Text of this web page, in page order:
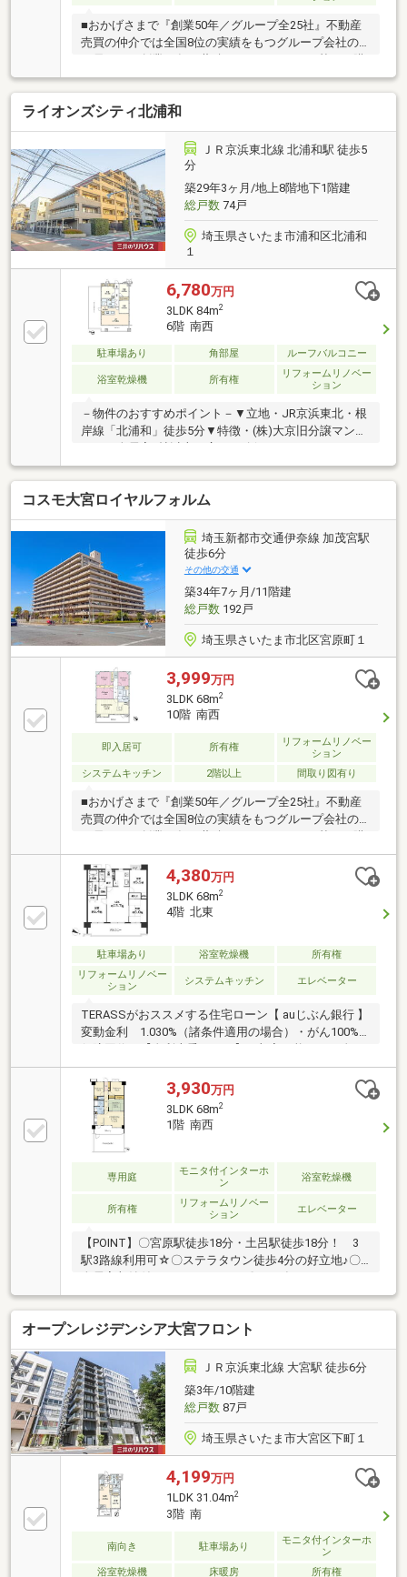
■おかげさまで『創業50年／グループ全25社』不動産
売買の仲介では全国8位の実績をもつグループ会社の
入・ご売却・お買替え全てをサポート致します■東宝
ハウスNEXTアフターサポート専門のグループ会社。
ライフパートナー（FP資格）が住まいの問題点や暮ら
しの不安を解消します■東宝ハウスフィナンシャル不
動産仲介業初の住信SBIネット銀行支店。金利と保障
が更に充実したオリジナル提携住宅ローンをお届けし
ます■未来カレンダー東宝ハウス独自開発ライフシミ
ュレーションソフト。ローン完済まで家計収支を視え
る化し将来のリスクや不安を対策します
ライオンズシティ北浦和
ＪＲ京浜東北線 北浦和駅 徒歩5
分
築29年3ヶ月/地上8階地下1階建
総戸数74戸
埼玉県さいたま市浦和区北浦和
１
6,780万円
3LDK 84m2
6階 南西
駐車場あり 角部屋 ルーフバルコニー
浴室乾燥機 所有権
リフォームリノベー
ション
－物件のおすすめポイント－▼立地・JR京浜東北・根
岸線「北浦和」徒歩5分▼特徴・(株)大京旧分譲マンシ
約20.1帖の広さ・会話が弾む対面式キッチン、食洗機
搭載・2面バルコニー仕様・各洋室に収納を設置
▼2026年5月室内リフォーム内容【交換】キッチン、
UB、トイレ、洗面化粧台 等【張替】クロス、フロー
リング【その他】室内クリーニング 他▼周辺環境・ク
イーンズ伊勢丹北浦和店 徒歩2分(約160m)■ ご希望の
住まい探しをお手伝いします ━━━━━・・・物件の
詳細・ご相談はお気軽にお問い合わせください。
コスモ大宮ロイヤルフォルム
埼玉新都市交通伊奈線 加茂宮駅
徒歩6分
その他の交通
築34年7ヶ月/11階建
総戸数192戸
埼玉県さいたま市北区宮原町１
3,999万円
3LDK 68m2
10階 南西
即入居可 所有権
リフォームリノベー
ション
システムキッチン
2階以上 間取り図有り
■おかげさまで『創業50年／グループ全25社』不動産
売買の仲介では全国8位の実績をもつグループ会社の
入・ご売却・お買替え全てをサポート致します■東宝
ハウスNEXTアフターサポート専門のグループ会社。
ライフパートナー（FP資格）が住まいの問題点や暮ら
しの不安を解消します■東宝ハウスフィナンシャル不
動産仲介業初の住信SBIネット銀行支店。金利と保障
が更に充実したオリジナル提携住宅ローンをお届けし
ます■未来カレンダー東宝ハウス独自開発のライフシ
ミュレーションソフト。ローン完済までの家計収支を
視える化し、将来のリスクや不安を対策します
4,380万円
3LDK 68m2
4階 北東
駐車場あり 浴室乾燥機
所有権
リフォームリノベー
ション
システムキッチン エレベーター
TERASSがおススメする住宅ローン【 auじぶん銀行 】
変動金利 1.030%（諸条件適用の場合）・がん100%
円でも可能！・諸費用も、物件価格の10%までは融資
可能！※2026年8月現在■買い物施設や生活利便施設が
周辺に点在■リビング含む3部屋がバルコニーに面した
間取り■宅配ボックス【リフォーム内容】○新規交換：
キッチン、ユニットバス、洗面台、洗濯機防水パン、
温水洗浄機能付トイレ、建具○張替：クロス、フロー
リング、CF○畳表替○浴室乾燥機新規設置○シーリング
ライト取付、ダウンライト設置、カーテンレール交換
3,930万円
3LDK 68m2
1階 南西
専用庭
モニタ付インターホ
ン
浴室乾燥機
所有権
リフォームリノベー
ション
エレベーター
【POINT】〇宮原駅徒歩18分・土呂駅徒歩18分！ 3
駅3路線利用可☆〇ステラタウン徒歩4分の好立地♪〇
ム歴有・室内大変綺麗にお使いです☆〇総戸数192戸
のビックコミュニティ！◆随時現地へのご案内受付中
です♪ 「いまから見たい！」など、当日のご連絡も
大歓迎です！◆ご希望の条件を遠慮なくお話し下さ
い。 ララハウスのホームページをご覧ください。
◆【0120-22-8282】へお気軽にお問い合わせくださ
い。◆電車でお越しの方、現地までの行き方が不安と
いう方、 ご希望ございましたら付近までお迎えにあ
がります☆
オープンレジデンシア大宮フロント
ＪＲ京浜東北線 大宮駅 徒歩6分
築3年/10階建
総戸数87戸
埼玉県さいたま市大宮区下町１
4,199万円
1LDK 31.04m2
3階 南
南向き 駐車場あり
モニタ付インターホ
ン
浴室乾燥機
床暖房 所有権